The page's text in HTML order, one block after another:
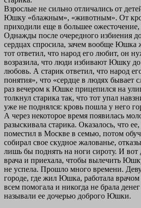
Взрослые не сильно отличались от
Юшку «блажным», «животным». От
приходили еще в большее ожесточение,
Однажды после очередного избиения
сердцах спросила, зачем вообще Юшка
тот ответил, что народ его любит, он
возразила, что люди избивают Юшку до
любовь. А старик ответил, что народ
понятия», что «сердце в людях бывает
раз вечером к Юшке прицепился на
толкнул старика так, что тот упал
уже не поднялся: кровь пошла у него
А через некоторое время появилась
разыскивала старика. Оказалось, что
поместил в Москве в семью, потом
собирал свое скудное жалованье,
лишь бы поднять на ноги сироту. И вот
врача и приехала, чтобы вылечить
не успела. Прошло много времени.
городе, где жил Юшка, работала врачом
всем помогала и никогда не брала
называли ее дочерью доброго Юшки.